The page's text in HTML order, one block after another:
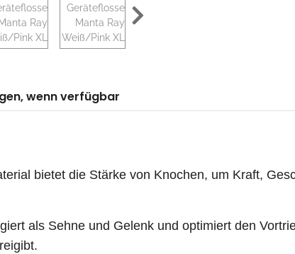
wenn verfügbar
bietet die Stärke von Knochen, um Kraft,
als Sehne und Gelenk und optimiert den